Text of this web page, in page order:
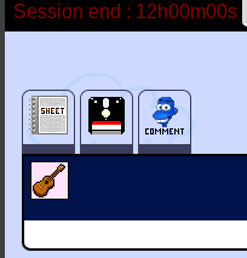
Session end : 12h00m00s